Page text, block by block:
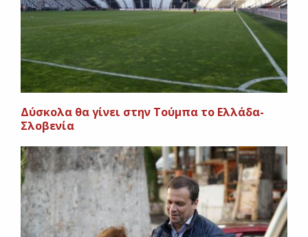
Δύσκολα θα γίνει στην Τούμπα το Ελλάδα-
Σλοβενία